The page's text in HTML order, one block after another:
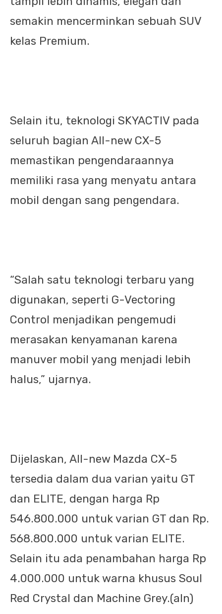
semakin mencerminkan sebuah SUV
kelas Premium.
Selain itu, teknologi SKYACTIV pada
seluruh bagian All-new CX-5
memastikan pengendaraannya
memiliki rasa yang menyatu antara
mobil dengan sang pengendara.
“Salah satu teknologi terbaru yang
digunakan, seperti G-Vectoring
Control menjadikan pengemudi
merasakan kenyamanan karena
manuver mobil yang menjadi lebih
halus,” ujarnya.
Dijelaskan, All-new Mazda CX-5
tersedia dalam dua varian yaitu GT
dan ELITE, dengan harga Rp
546.800.000 untuk varian GT dan Rp.
568.800.000 untuk varian ELITE.
Selain itu ada penambahan harga Rp
4.000.000 untuk warna khusus Soul
Red Crystal dan Machine Grey.(aln)